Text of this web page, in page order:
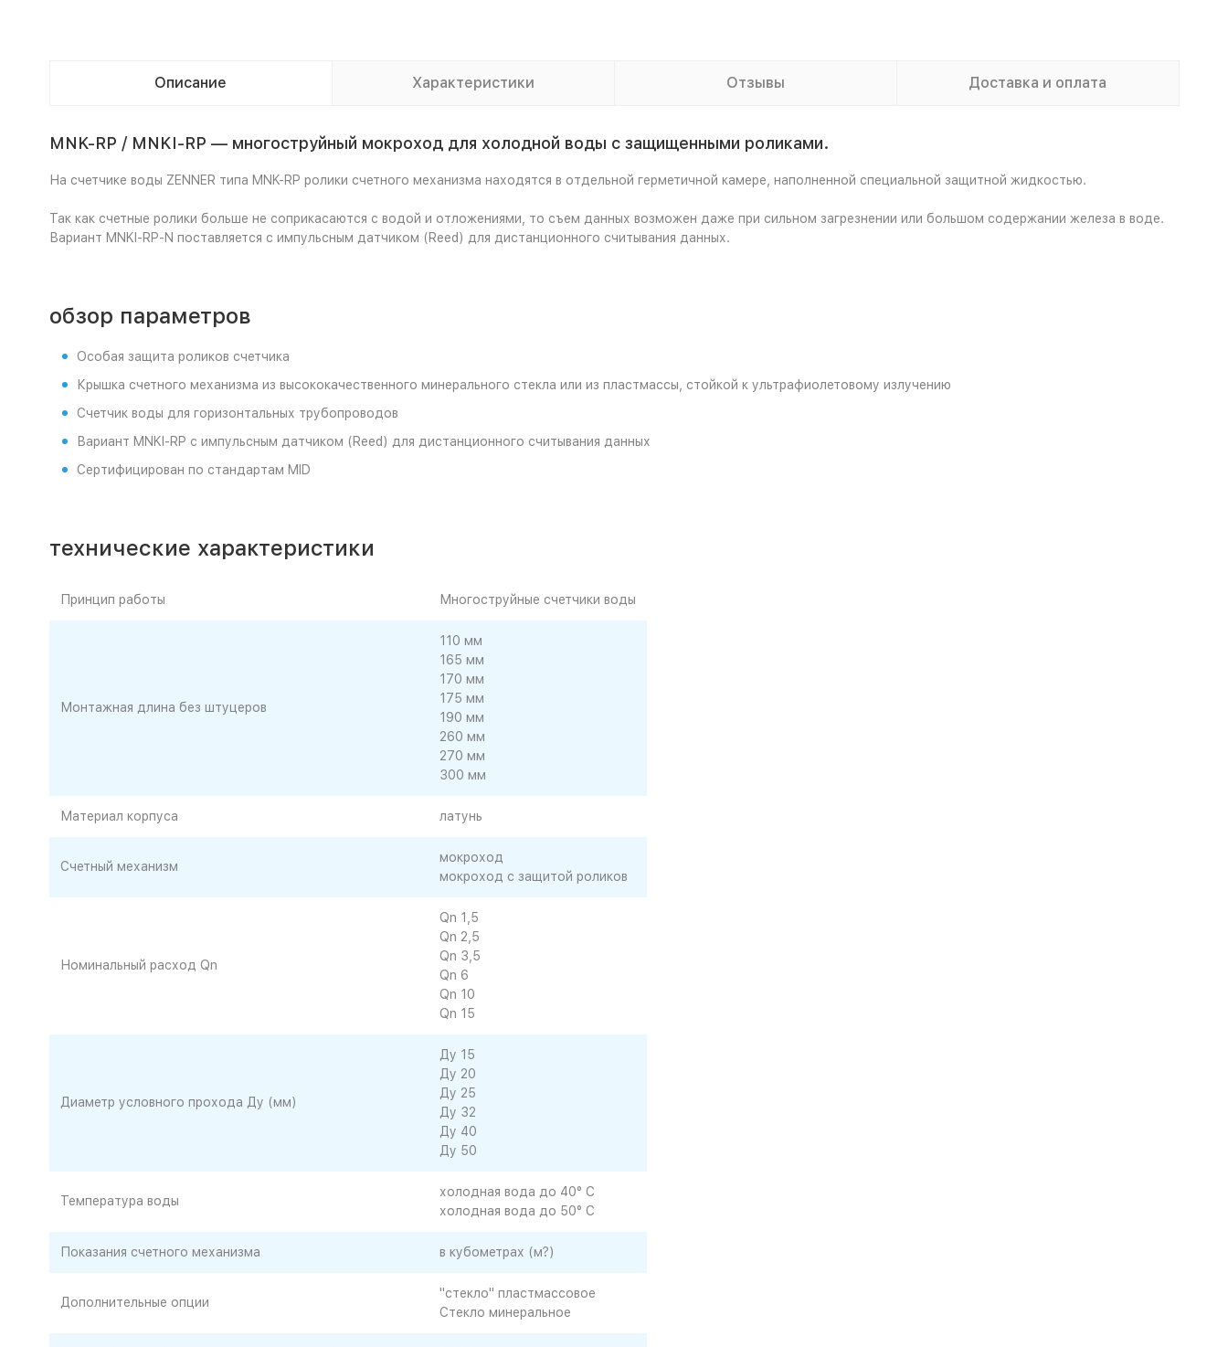
Описание Характеристики Отзывы Доставка и оплата
MNK-RP / MNKI-RP — многоструйный мокроход для холодной воды с защищенными роликами.
На счетчике воды ZENNER типа MNK-RP ролики счетного механизма находятся в отдельной герметичной камере, наполненной специальной защитной жидкостью.
Так как счетные ролики больше не соприкасаются с водой и отложениями, то съем данных возможен даже при сильном загрезнении или большом содержании железа в воде.
Вариант MNKI-RP-N поставляется с импульсным датчиком (Reed) для дистанционного считывания данных.
обзор параметров
Особая защита роликов счетчика
Крышка счетного механизма из высококачественного минерального стекла или из пластмассы, стойкой к ультрафиолетовому излучению
Счетчик воды для горизонтальных трубопроводов
Вариант MNKI-RP c импульсным датчиком (Reed) для дистанционного считывания данных
Сертифицирован по стандартам MID
технические характеристики
Принцип работы Многоструйные счетчики воды
Монтажная длина без штуцеров
110 мм
165 мм
170 мм
175 мм
190 мм
260 мм
270 мм
300 мм
Материал корпуса латунь
Счетный механизм
мокроход
мокроход с защитой роликов
Номинальный расход Qn
Qn 1,5
Qn 2,5
Qn 3,5
Qn 6
Qn 10
Qn 15
Диаметр условного прохода Ду (мм)
Ду 15
Ду 20
Ду 25
Ду 32
Ду 40
Ду 50
Температура воды
холодная вода до 40° C
холодная вода до 50° C
Показания счетного механизма в кубометрах (м?)
Дополнительные опции
"стекло" пластмассовое
Стекло минеральное